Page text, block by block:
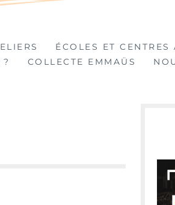
ÉCOLES ET CENTRES
COLLECTE EMMAÜS